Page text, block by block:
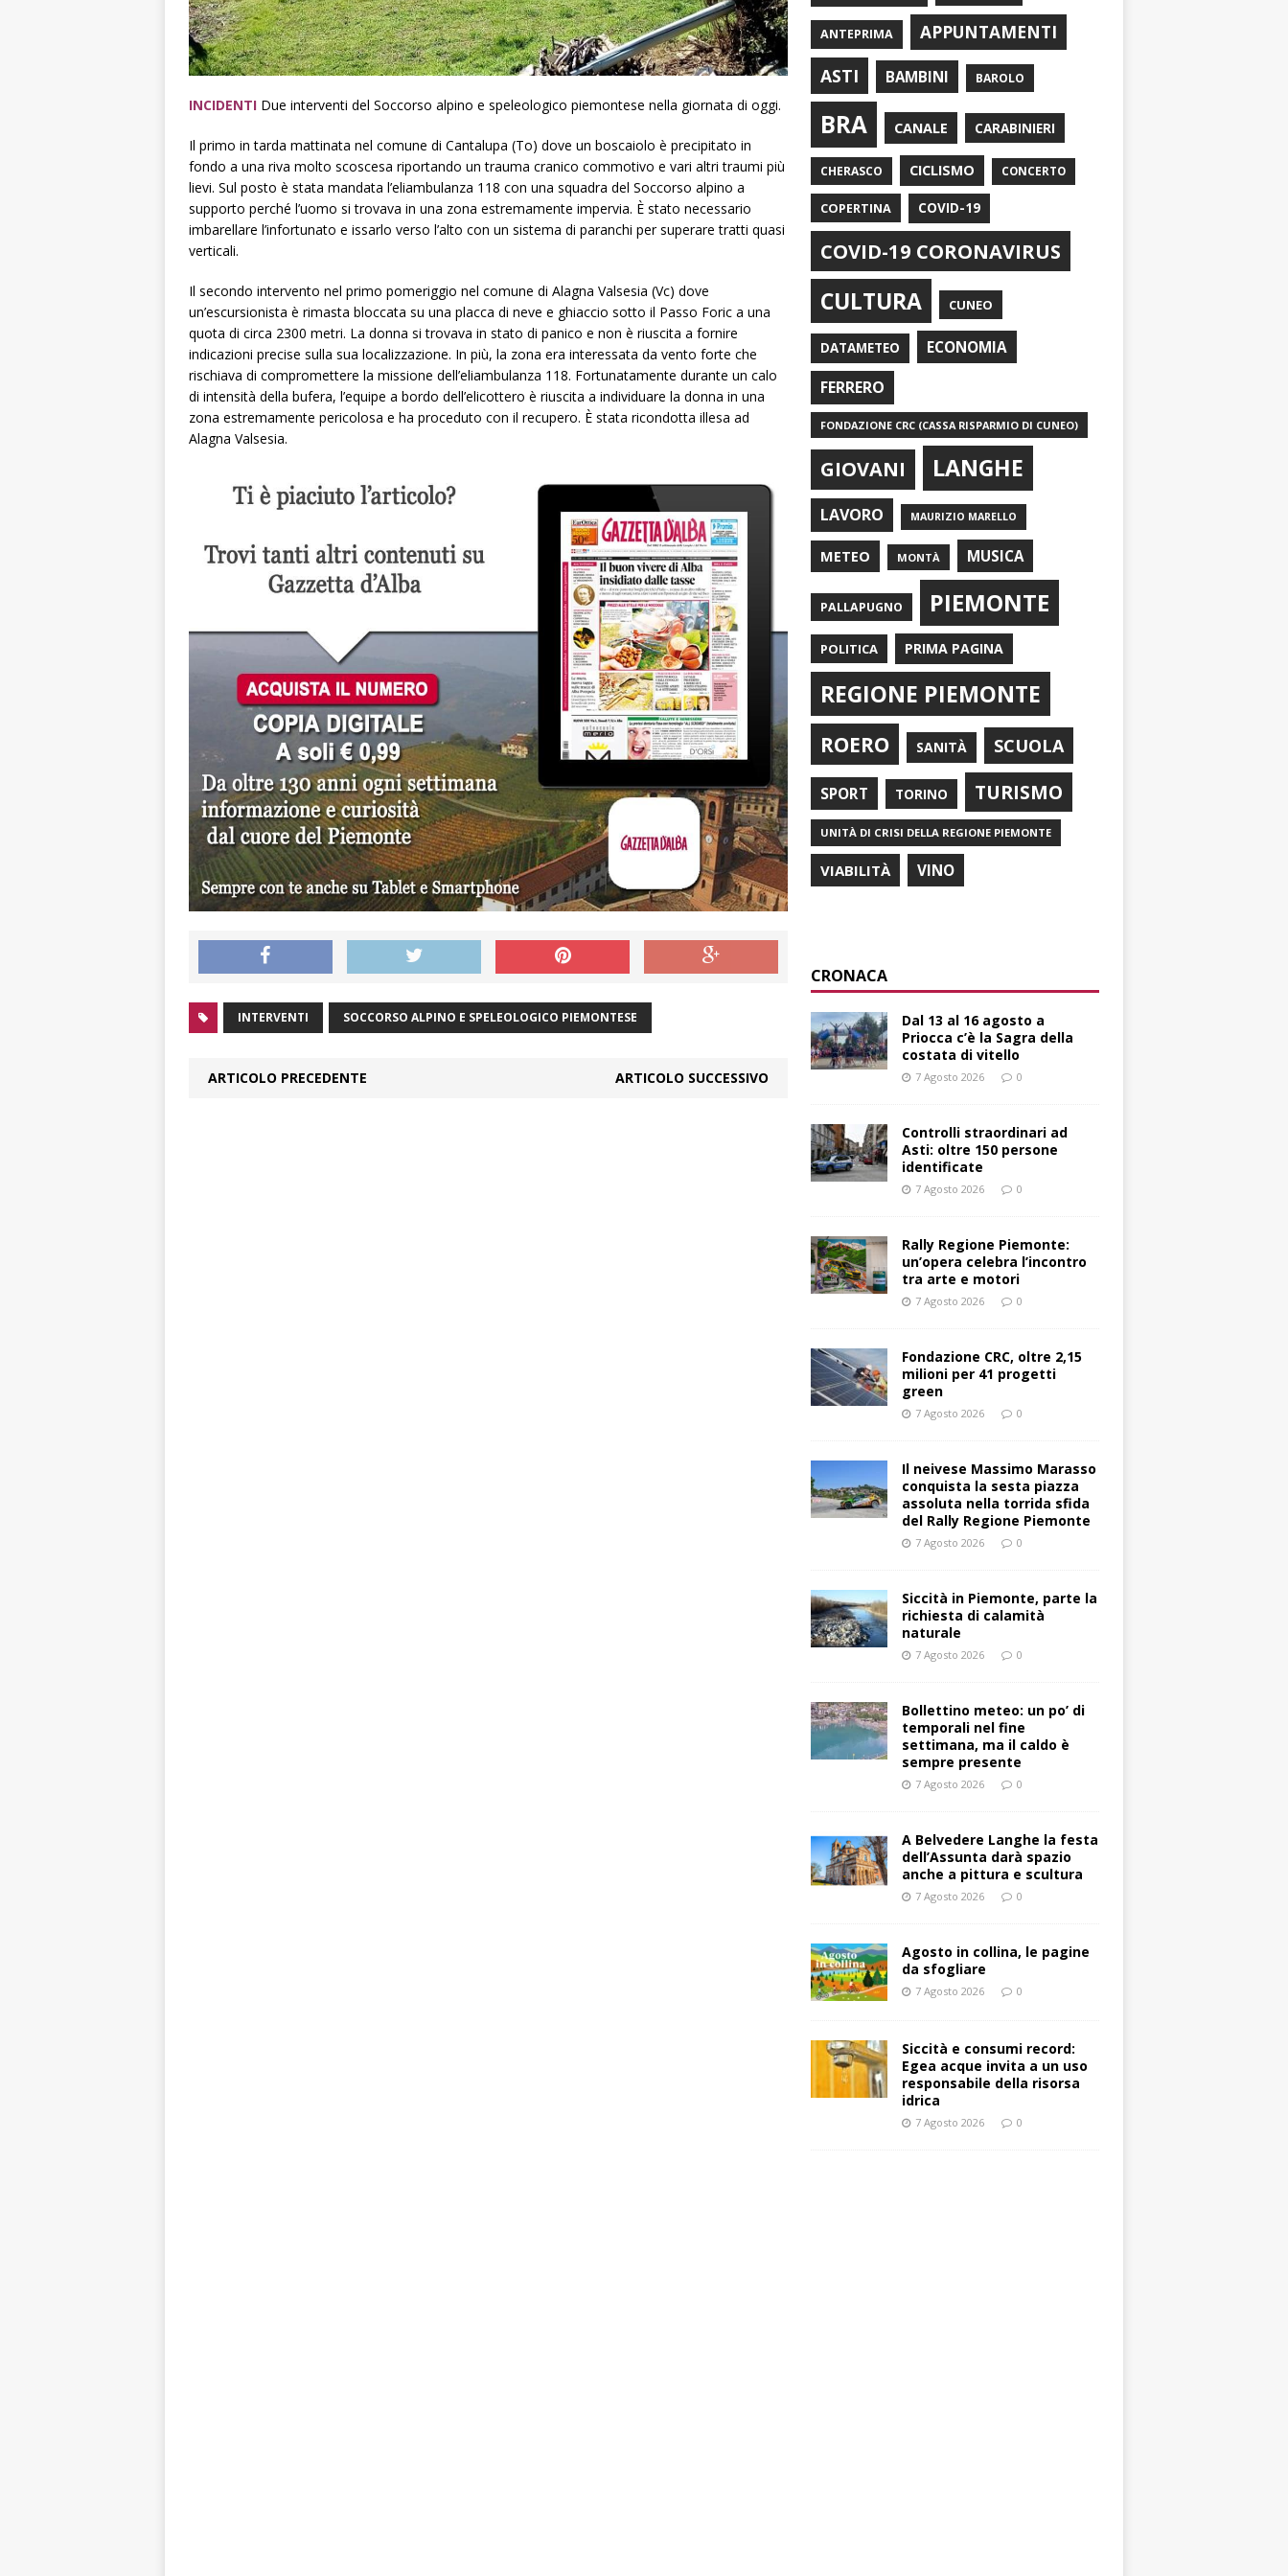
INCIDENTI Due interventi del Soccorso alpino e speleologico piemontese nella giornata di oggi.
Il primo in tarda mattinata nel comune di Cantalupa (To) dove un boscaiolo è precipitato in
fondo a una riva molto scoscesa riportando un trauma cranico commotivo e vari altri traumi più
lievi. Sul posto è stata mandata l’eliambulanza 118 con una squadra del Soccorso alpino a
supporto perché l’uomo si trovava in una zona estremamente impervia. È stato necessario
imbarellare l’infortunato e issarlo verso l’alto con un sistema di paranchi per superare tratti quasi
verticali.
Il secondo intervento nel primo pomeriggio nel comune di Alagna Valsesia (Vc) dove
un’escursionista è rimasta bloccata su una placca di neve e ghiaccio sotto il Passo Foric a una
quota di circa 2300 metri. La donna si trovava in stato di panico e non è riuscita a fornire
indicazioni precise sulla sua localizzazione. In più, la zona era interessata da vento forte che
rischiava di compromettere la missione dell’eliambulanza 118. Fortunatamente durante un calo
di intensità della bufera, l’equipe a bordo dell’elicottero è riuscita a individuare la donna in una
zona estremamente pericolosa e ha proceduto con il recupero. È stata ricondotta illesa ad
Alagna Valsesia.
INTERVENTI SOCCORSO ALPINO E SPELEOLOGICO PIEMONTESE
ARTICOLO PRECEDENTE ARTICOLO SUCCESSIVO
ANTEPRIMA
APPUNTAMENTI
ASTI
BAMBINI BAROLO
BRA CANALE CARABINIERI
CHERASCO CICLISMO CONCERTO
COPERTINA COVID-19
COVID-19 CORONAVIRUS
CULTURA CUNEO
DATAMETEO ECONOMIA
FERRERO
FONDAZIONE CRC (CASSA RISPARMIO DI CUNEO)
GIOVANI LANGHE
LAVORO MAURIZIO MARELLO
METEO MONTÀ MUSICA
PALLAPUGNO PIEMONTE
POLITICA PRIMA PAGINA
REGIONE PIEMONTE
ROERO SANITÀ SCUOLA
SPORT TORINO TURISMO
UNITÀ DI CRISI DELLA REGIONE PIEMONTE
VIABILITÀ VINO
CRONACA
Dal 13 al 16 agosto a
Priocca c’è la Sagra della
costata di vitello
7 Agosto 2026 0
Controlli straordinari ad
Asti: oltre 150 persone
identificate
7 Agosto 2026 0
Rally Regione Piemonte:
un’opera celebra l’incontro
tra arte e motori
7 Agosto 2026 0
Fondazione CRC, oltre 2,15
milioni per 41 progetti
green
7 Agosto 2026 0
Il neivese Massimo Marasso
conquista la sesta piazza
assoluta nella torrida sfida
del Rally Regione Piemonte
7 Agosto 2026 0
Siccità in Piemonte, parte la
richiesta di calamità
naturale
7 Agosto 2026 0
Bollettino meteo: un po’ di
temporali nel fine
settimana, ma il caldo è
sempre presente
7 Agosto 2026 0
A Belvedere Langhe la festa
dell’Assunta darà spazio
anche a pittura e scultura
7 Agosto 2026 0
Agosto in collina, le pagine
da sfogliare
7 Agosto 2026 0
Siccità e consumi record:
Egea acque invita a un uso
responsabile della risorsa
idrica
7 Agosto 2026 0